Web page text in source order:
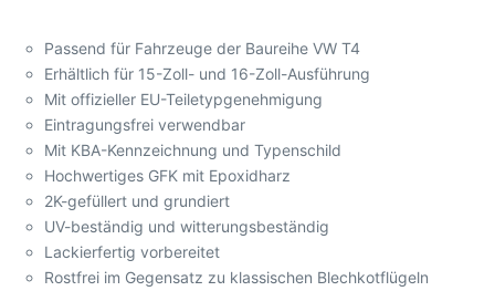
Passend für Fahrzeuge der Baureihe VW T4
Erhältlich für 15-Zoll- und 16-Zoll-Ausführung
Mit offizieller EU-Teiletypgenehmigung
Eintragungsfrei verwendbar
Mit KBA-Kennzeichnung und Typenschild
Hochwertiges GFK mit Epoxidharz
2K-gefüllert und grundiert
UV-beständig und witterungsbeständig
Lackierfertig vorbereitet
Rostfrei im Gegensatz zu klassischen Blechkotflügeln